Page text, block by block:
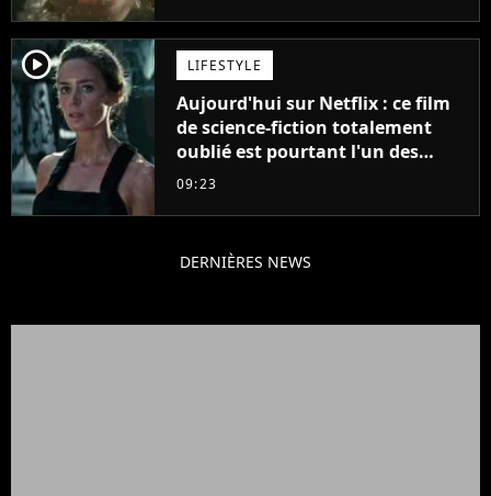
player2 LIFESTYLE
Aujourd'hui sur Netflix : ce film
de science-fiction totalement
oublié est pourtant l'un des
meilleurs des années 2010
09:23
DERNIÈRES NEWS